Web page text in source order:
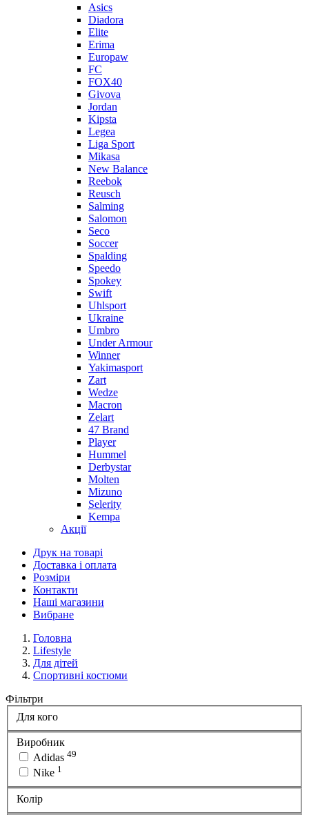
Asics
Diadora
Elite
Erima
Europaw
FC
FOX40
Givova
Jordan
Kipsta
Legea
Liga Sport
Mikasa
New Balance
Reebok
Reusch
Salming
Salomon
Seco
Soccer
Spalding
Speedo
Spokey
Swift
Uhlsport
Ukraine
Umbro
Under Armour
Winner
Yakimasport
Zart
Wedze
Macron
Zelart
47 Brand
Player
Hummel
Derbystar
Molten
Mizuno
Selerity
Kempa
Акції
Друк на товарі
Доставка і оплата
Розміри
Контакти
Наші магазини
Вибране
Головна
Lifestyle
Для дітей
Спортивні костюми
Фільтри
Для кого
Виробник
Adidas 49
Nike 1
Колір